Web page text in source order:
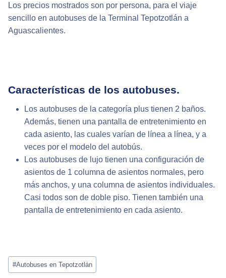
Los precios mostrados son por persona, para el viaje
sencillo en autobuses de la Terminal Tepotzotlán a
Aguascalientes.
Características de los autobuses.
Los autobuses de la categoría plus tienen 2 baños.
Además, tienen una pantalla de entretenimiento en
cada asiento, las cuales varían de línea a línea, y a
veces por el modelo del autobús.
Los autobuses de lujo tienen una configuración de
asientos de 1 columna de asientos normales, pero
más anchos, y una columna de asientos individuales.
Casi todos son de doble piso. Tienen también una
pantalla de entretenimiento en cada asiento.
Post
Tags:
#Autobuses en Tepotzotlán